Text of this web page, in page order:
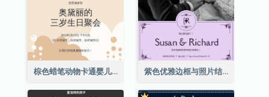
棕色蜡笔动物卡通婴儿生日邀请 紫色优雅边框与照片结婚请柬